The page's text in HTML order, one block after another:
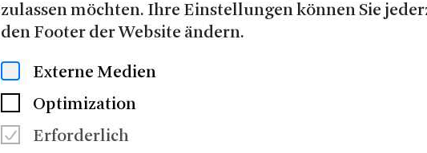
zulassen möchten. Ihre Einstellungen können Sie
den Footer der Website ändern.
Externe Medien
Optimization
Erforderlich